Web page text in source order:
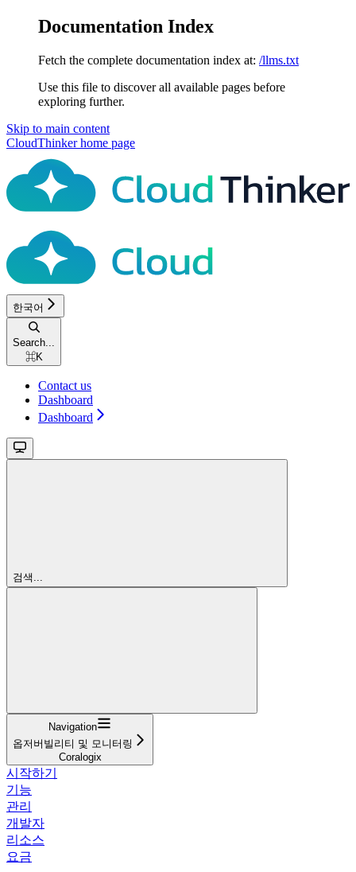
Documentation Index
Fetch the complete documentation index at: /llms.txt
Use this file to discover all available pages before
exploring further.
Skip to main content
CloudThinkerhome page
한국어
Search...
⌘K
Contact us
Dashboard
Dashboard
검색...
Navigation
옵저버빌리티 및 모니터링
Coralogix
시작하기
기능
관리
개발자
리소스
요금